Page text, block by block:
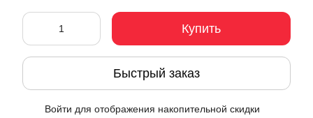
Купить
Быстрый заказ
Войти для отображения накопительной скидки